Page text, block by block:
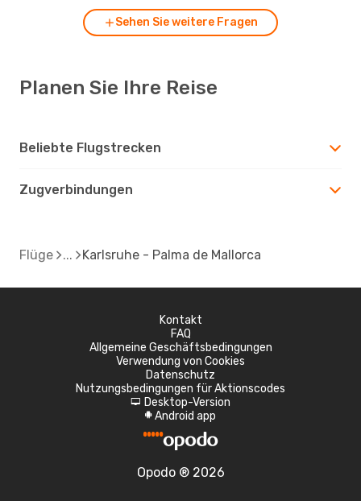
Sehen Sie weitere Fragen
Planen Sie Ihre Reise
Beliebte Flugstrecken
Zugverbindungen
Flüge Karlsruhe - Palma de Mallorca
Kontakt
FAQ
Allgemeine Geschäftsbedingungen
Verwendung von Cookies
Datenschutz
Nutzungsbedingungen für Aktionscodes
d Desktop-Version
A Android app
Opodo ® 2026